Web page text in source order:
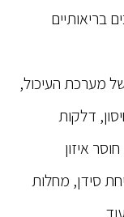
בריאותיים
מערכת העיכול,
דלקות
איזון
סידן, מחלות